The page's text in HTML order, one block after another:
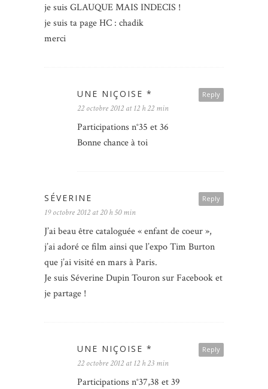
je suis GLAUQUE MAIS INDECIS !
je suis ta page HC : chadik
merci
Reply
UNE NIÇOISE *
22 octobre 2012 at 12 h 22 min
Participations n°35 et 36
Bonne chance à toi
Reply
SÉVERINE
19 octobre 2012 at 20 h 50 min
J’ai beau être cataloguée « enfant de coeur »,
j’ai adoré ce film ainsi que l’expo Tim Burton
que j’ai visité en mars à Paris.
Je suis Séverine Dupin Touron sur Facebook et
je partage !
Reply
UNE NIÇOISE *
22 octobre 2012 at 12 h 23 min
Participations n°37,38 et 39